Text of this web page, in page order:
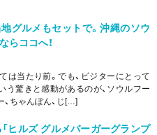
グルメもセットで。沖縄のソウ
らココへ！
は当たり前。でも、ビジターにとって
いう驚きと感動があるのが、ソウルフー
、ちゃんぽん、じ[…]
ヒルズ グルメバーガーグランプ